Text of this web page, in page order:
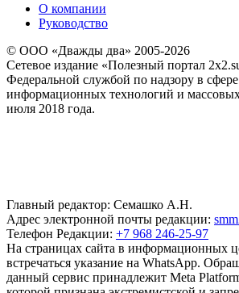
О компании
Руководство
© ООО «Дважды два» 2005-2026
Сетевое издание «Полезный портал
Федеральной службой по надзору в сфере
информационных технологий и
июля 2018 года.
Главный редактор: Семашко А.Н.
Адрес электронной почты редакции:
Телефон Редакции: +7 968 246-25-97
На страницах сайта в информационных
встречаться указание на WhatsApp.
данный сервис принадлежит Meta